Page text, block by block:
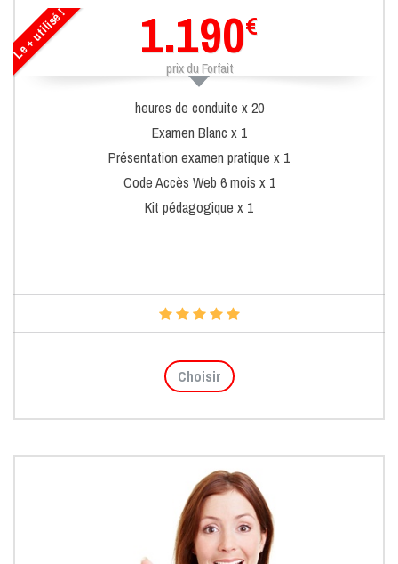
Le + utilisé ! 1.190€
prix du Forfait
heures de conduite x 20
Examen Blanc x 1
Présentation examen pratique x 1
Code Accès Web 6 mois x 1
Kit pédagogique x 1
Choisir